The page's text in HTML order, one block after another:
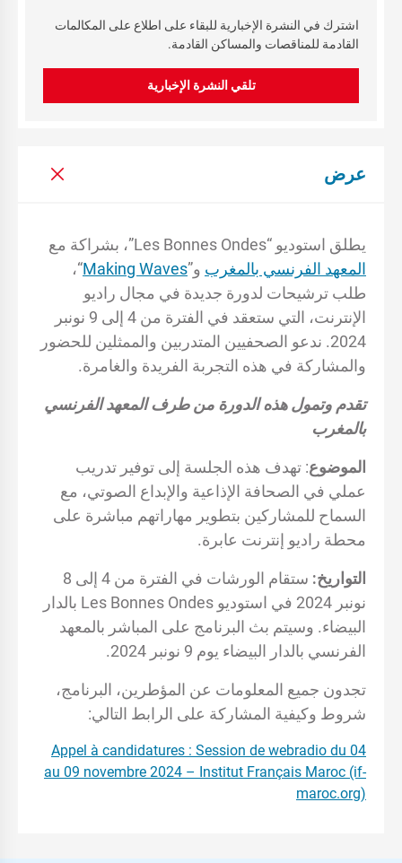
اشترك في النشرة الإخبارية للبقاء على اطلاع على المكالمات
القادمة للمناقصات والمساكن القادمة.
تلقي النشرة الإخبارية
عرض
يطلق استوديو “Les Bonnes Ondes”، بشراكة مع
المعهد الفرنسي بالمغرب و”Making Waves“،
طلب ترشيحات لدورة جديدة في مجال راديو
الإنترنت، التي ستعقد في الفترة من 4 إلى 9 نونبر
2024. ندعو الصحفيين المتدربين والممثلين للحضور
والمشاركة في هذه التجربة الفريدة والغامرة.
تقدم وتمول هذه الدورة من طرف المعهد الفرنسي
بالمغرب
الموضوع: تهدف هذه الجلسة إلى توفير تدريب
عملي في الصحافة الإذاعية والإبداع الصوتي، مع
السماح للمشاركين بتطوير مهاراتهم مباشرة على
محطة راديو إنترنت عابرة.
التواريخ:
ستقام الورشات في الفترة من 4 إلى 8
نونبر 2024 في استوديو Les Bonnes Ondes بالدار
البيضاء. وسيتم بث البرنامج على المباشر بالمعهد
الفرنسي بالدار البيضاء يوم 9 نونبر 2024.
تجدون جميع المعلومات عن المؤطرين، البرنامج،
شروط وكيفية المشاركة على الرابط التالي:
Appel à candidatures : Session de webradio du 04
au 09 novembre 2024 – Institut Français Maroc (if-
maroc.org)